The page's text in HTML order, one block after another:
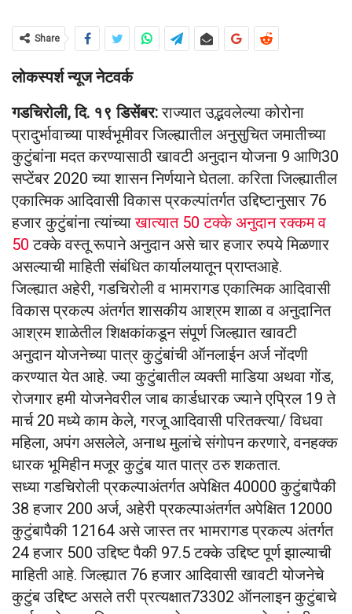
Share
लोकस्पर्श न्यूज नेटवर्क
गडचिरोली, दि. १९ डिसेंबर:राज्यात उद्भवलेल्या कोरोना
प्रादुर्भावाच्या पार्श्वभूमीवर जिल्ह्यातील अनुसुचित जमातीच्या
कुटुंबांना मदत करण्यासाठी खावटी अनुदान योजना 9 आणि30
सप्टेंबर 2020 च्या शासन निर्णयाने घेतला. करिता जिल्ह्यातील
एकात्मिक आदिवासी विकास प्रकल्पांतर्गत उद्दिष्टानुसार 76
हजार कुटुंबांना त्यांच्याखात्यात 50 टक्के अनुदान रक्कम व
50टक्के वस्तू रूपाने अनुदान असे चार हजार रुपये मिळणार
असल्याची माहिती संबंधित कार्यालयातून प्राप्तआहे.
जिल्ह्यात अहेरी, गडचिरोली व भामरागड एकात्मिक आदिवासी
विकास प्रकल्प अंतर्गत शासकीय आश्रम शाळा व अनुदानित
आश्रम शाळेतील शिक्षकांकडून संपूर्ण जिल्ह्यात खावटी
अनुदान योजनेच्या पात्र कुटुंबांची ऑनलाईन अर्ज नोंदणी
करण्यात येत आहे. ज्या कुटुंबातील व्यक्ती माडिया अथवा गोंड,
रोजगार हमी योजनेवरील जाब कार्डधारक ज्याने एप्रिल 19 ते
मार्च 20 मध्ये काम केले, गरजू आदिवासी परितक्त्या/ विधवा
महिला, अपंग असलेले, अनाथ मुलांचे संगोपन करणारे, वनहक्‍क
धारक भूमिहीन मजूर कुटुंब यात पात्र ठरु शकतात.
सध्या गडचिरोली प्रकल्पाअंतर्गत अपेक्षित 40000 कुटुंबापैकी
38 हजार 200 अर्ज, अहेरी प्रकल्पाअंतर्गत अपेक्षित 12000
कुटुंबापैकी 12164 असे जास्त तर भामरागड प्रकल्प अंतर्गत
24 हजार 500 उद्दिष्ट पैकी 97.5 टक्के उद्दिष्ट पूर्ण झाल्याची
माहिती आहे. जिल्ह्यात 76 हजार आदिवासी खावटी योजनेचे
कुटुंब उद्दिष्ट असले तरी प्रत्यक्षात73302 ऑनलाइन कुटुंबाचे